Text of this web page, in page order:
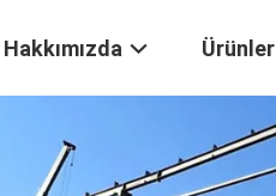
Hakkımızda Ürünler